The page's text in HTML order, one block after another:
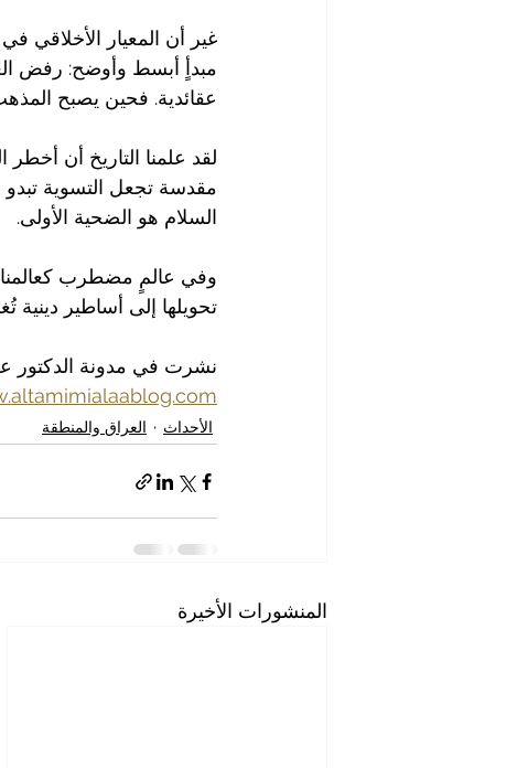
غير أن المعيار الأخلاقي
مبدأٍ أبسط وأوضح: رفض
عقائدية. فحين يصبح
لقد علمنا التاريخ أن
مقدسة تجعل التسوية تبدو
السلام هو الضحية الأولى.
وفي عالمٍ مضطرب كعالمنا
تحويلها إلى أساطير دينية
نشرت في مدونة الدكتور
الأحداث العراق والمنطقة
المنشورات الأخيرة